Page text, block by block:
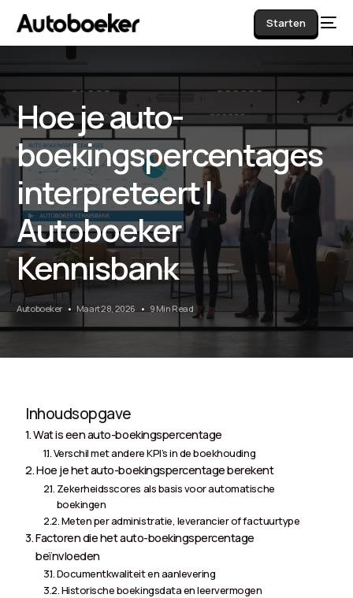
Starten
Hoe je auto-
boekingspercentages
interpreteert |
Autoboeker
Kennisbank
Autoboeker Maart 28, 2026 9 Min Read
Inhoudsopgave
Wat is een auto-boekingspercentage
Verschil met andere KPI’s in de boekhouding
Hoe je het auto-boekingspercentage berekent
Zekerheidsscores als basis voor automatische
boekingen
Meten per administratie, leverancier of factuurtype
Factoren die het auto-boekingspercentage
beïnvloeden
Documentkwaliteit en aanlevering
Historische boekingsdata en leervermogen